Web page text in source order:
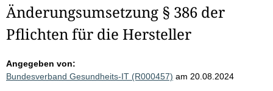
Änderungsumsetzung § 386 der
Pflichten für die Hersteller
Angegeben von:
Bundesverband Gesundheits-IT (R000457) am 20.08.2024